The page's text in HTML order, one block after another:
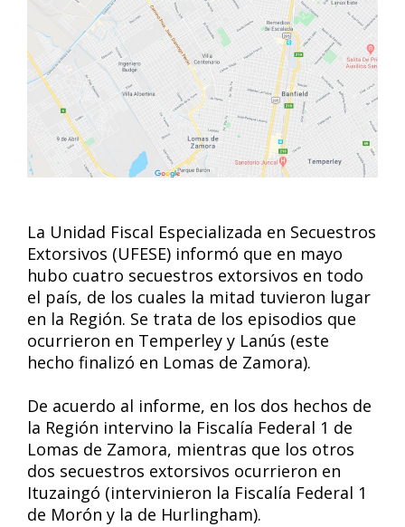
La Unidad Fiscal Especializada en Secuestros
Extorsivos (UFESE) informó que en mayo
hubo cuatro secuestros extorsivos en todo
el país, de los cuales la mitad tuvieron lugar
en la Región. Se trata de los episodios que
ocurrieron en Temperley y Lanús (este
hecho finalizó en Lomas de Zamora).
De acuerdo al informe, en los dos hechos de
la Región intervino la Fiscalía Federal 1 de
Lomas de Zamora, mientras que los otros
dos secuestros extorsivos ocurrieron en
Ituzaingó (intervinieron la Fiscalía Federal 1
de Morón y la de Hurlingham).